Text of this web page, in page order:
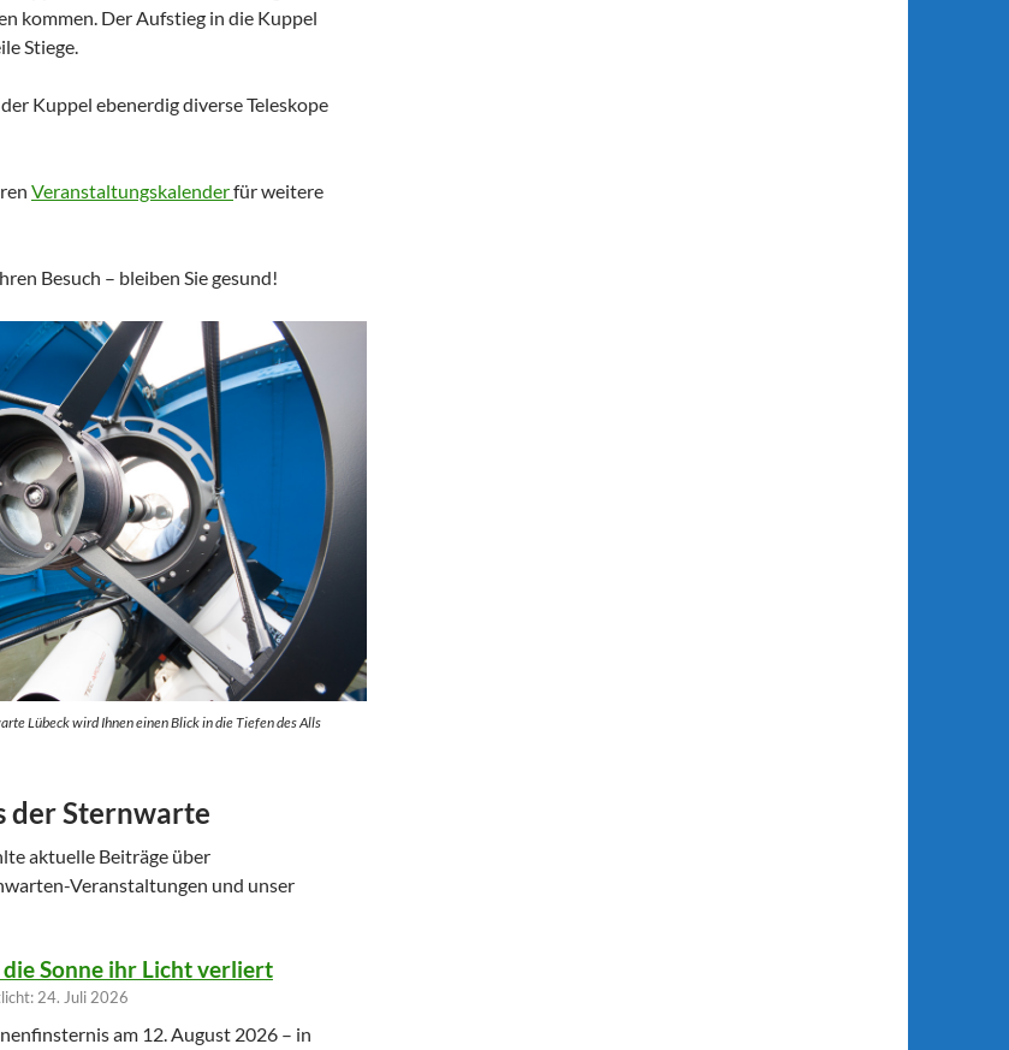
kommen. Der Aufstieg in die Kuppel
Stiege.
Kuppel ebenerdig diverse Teleskope
Veranstaltungskalenderfür weitere
Besuch – bleiben Sie gesund!
Lübeck wird Ihnen einen Blick in die Tiefen des Alls
der Sternwarte
aktuelle Beiträge über
Veranstaltungen und unser
Sonne ihr Licht verliert
24. Juli 2026
am 12. August 2026 – in